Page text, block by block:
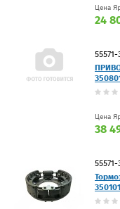
Цена
24
Цена
38